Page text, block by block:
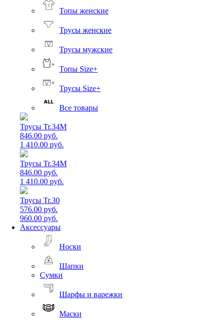
Топы женские
Трусы женские
Трусы мужские
Топы Size+
Трусы Size+
Все товары
Трусы Tr.34M
846.00 руб.
1 410.00 руб.
Трусы Tr.34M
846.00 руб.
1 410.00 руб.
Трусы Tr.30
576.00 руб.
960.00 руб.
Аксессуары
Носки
Шапки
Сумки
Шарфы и варежки
Маски